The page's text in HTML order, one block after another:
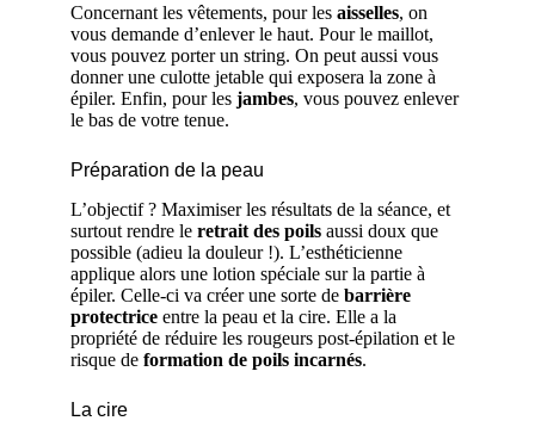
Concernant les vêtements, pour les aisselles, on
vous demande d’enlever le haut. Pour le maillot,
vous pouvez porter un string. On peut aussi vous
donner une culotte jetable qui exposera la zone à
épiler. Enfin, pour les jambes, vous pouvez enlever
le bas de votre tenue.
Préparation de la peau
L’objectif ? Maximiser les résultats de la séance, et
surtout rendre le retrait des poilsaussi doux que
possible (adieu la douleur !). L’esthéticienne
applique alors une lotion spéciale sur la partie à
épiler. Celle-ci va créer une sorte de barrière
protectriceentre la peau et la cire. Elle a la
propriété de réduire les rougeurs post-épilation et le
risque de formation de poils incarnés.
La cire